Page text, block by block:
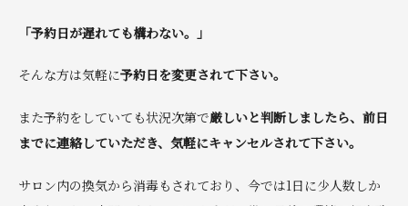
「予約日が遅れても構わない。」
そんな方は気軽に予約日を変更されて下さい。
また予約をしていても状況次第で厳しいと判断しましたら、前日
までに連絡していただき、気軽にキャンセルされて下さい。
サロン内の換気から消毒もされており、今では1日に少人数しか